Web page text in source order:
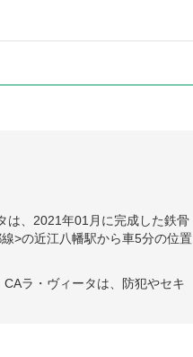
は、2021年01月に完成した鉄骨
>の近江八幡駅から車5分の位置
ラ・ヴィータは、防犯やセキ